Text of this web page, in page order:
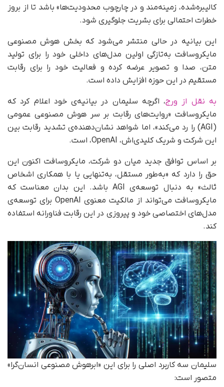
کالیبره‌شده، زمینه‌مند و در چارچوب محدودیت‌ها» باشد تا از بروز
خطرات احتمالی برای بشریت جلوگیری شود.
این بیانیه در حالی منتشر می‌شود که بخش هوش مصنوعی
مایکروسافت به‌تازگی اولین مدل‌های داخلی خود را برای تولید
متن، صدا و تصویر عرضه کرده و فعالیت خود را برای رقابت
مستقیم در این حوزه افزایش داده است.
به نقل از ورج، اگرچه سلیمان در بیانیه‌ی خود اعلام کرد که
مایکروسافت «روایت‌های رقابت بر سر هوش مصنوعی عمومی
(AGI) را رد می‌کند»، اما شواهد نشان‌دهنده‌ی تشدید رقابت بین
این شرکت و شریک کلیدی‌اش، OpenAI، است.
بر اساس توافق جدید میان دو شرکت، مایکروسافت اکنون این
حق را دارد که «به‌طور مستقل، به‌تنهایی یا با همکاری اشخاص
ثالث» به دنبال توسعه‌ی AGI باشد. این بدان معناست که
مایکروسافت می‌تواند از مالکیت معنوی OpenAI برای توسعه‌ی
مدل‌های اختصاصی خود و پیروزی در این رقابت فناورانه استفاده
کند.
سلیمان سه کاربرد اصلی را برای این «ابرهوش مصنوعی انسان‌گرا»
متصور است: